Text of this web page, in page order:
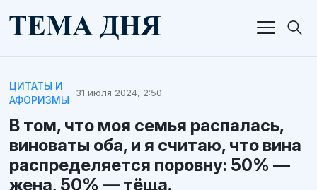
ЦИТАТЫ И
АФОРИЗМЫ
31 июля 2024, 2:50
В том, что моя семья распалась,
виноваты оба, и я считаю, что вина
распределяется поровну: 50% —
жена, 50% — тёща.